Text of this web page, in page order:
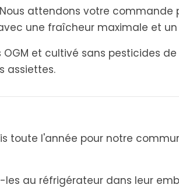
Nous attendons votre commande
une fraîcheur maximale et
OGM et cultivé sans pesticides
assiettes.
toute l'année pour notre
les au réfrigérateur dans leur